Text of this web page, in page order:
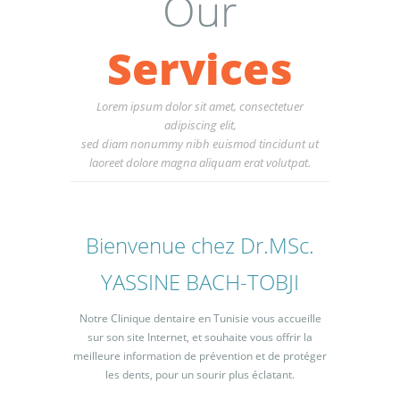
Services
Lorem ipsum dolor sit amet, consectetuer
adipiscing elit,
sed diam nonummy nibh euismod tincidunt ut
laoreet dolore magna aliquam erat volutpat.
Bienvenue chez Dr.MSc.
YASSINE BACH-TOBJI
Notre Clinique dentaire en Tunisie vous accueille
sur son site Internet, et souhaite vous offrir la
meilleure information de prévention et de protéger
les dents, pour un sourir plus éclatant.